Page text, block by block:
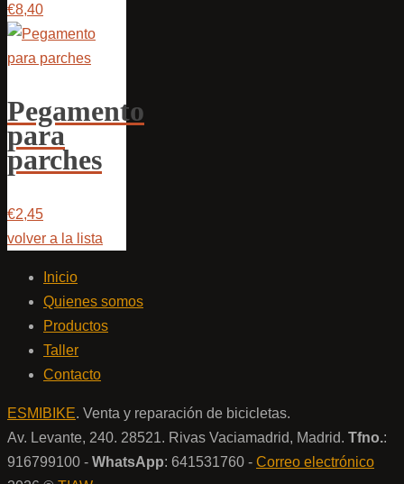
€8,40
Pegamento
para
parches
€2,45
volver a la lista
Inicio
Quienes somos
Productos
Taller
Contacto
ESMIBIKE. Venta y reparación de bicicletas.
Av. Levante, 240. 28521. Rivas Vaciamadrid, Madrid. Tfno.:
916799100 - WhatsApp: 641531760 - Correo electrónico